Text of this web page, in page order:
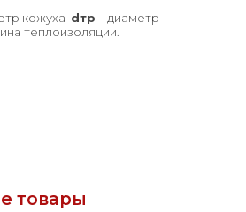
кожуха dтр – диаметр
теплоизоляции.
товары